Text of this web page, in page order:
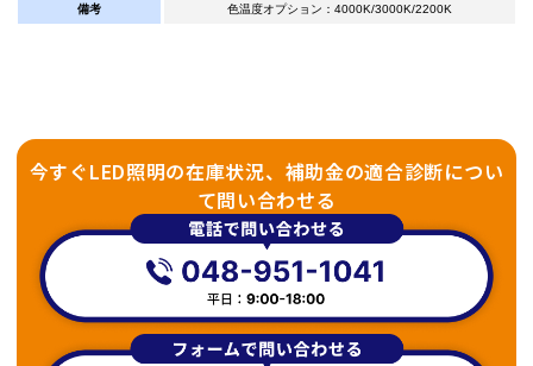
備考 色温度オプション：4000K/3000K/2200K
今すぐLED照明の在庫状況、補助金の適合診断につい
て問い合わせる